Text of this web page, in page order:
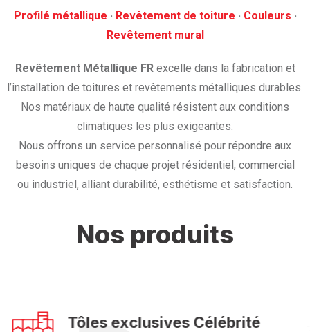
Profilé métallique · ‎ Revêtement de toiture · ‎ Couleurs ·
‎Revêtement mural
Revêtement Métallique FRexcelle dans la fabrication et
l’installation de toitures et revêtements métalliques durables.
Nos matériaux de haute qualité résistent aux conditions
climatiques les plus exigeantes.
Nous offrons un service personnalisé pour répondre aux
besoins uniques de chaque projet résidentiel, commercial
ou industriel, alliant durabilité, esthétisme et satisfaction.
Nos produits
Tôles exclusives Célébrité